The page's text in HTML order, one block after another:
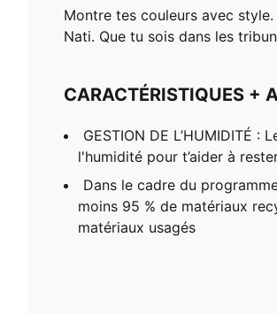
Montre tes couleurs avec
Nati. Que tu sois dans les
CARACTÉRISTIQUES +
GESTION DE L’HUMIDITÉ
l'humidité pour t’aider à
Dans le cadre du
moins 95 % de matériaux
matériaux usagés